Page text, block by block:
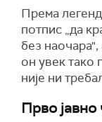
Према
потпис „да
без
он увек тако
није ни
Прво